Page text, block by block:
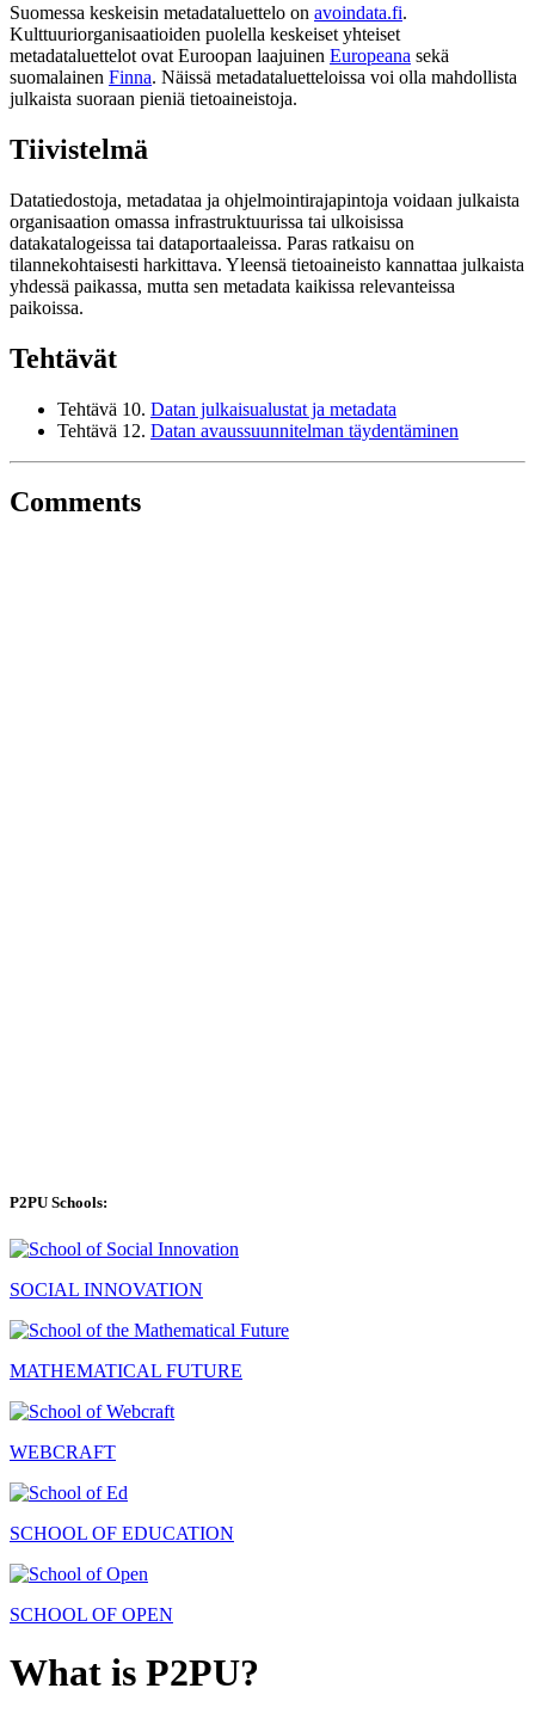
Suomessa keskeisin metadataluettelo on avoindata.fi.
Kulttuuriorganisaatioiden puolella keskeiset yhteiset
metadataluettelot ovat Euroopan laajuinen Europeana sekä
suomalainen Finna. Näissä metadataluetteloissa voi olla mahdollista
julkaista suoraan pieniä tietoaineistoja.
Tiivistelmä
Datatiedostoja, metadataa ja ohjelmointirajapintoja voidaan julkaista
organisaation omassa infrastruktuurissa tai ulkoisissa
datakatalogeissa tai dataportaaleissa. Paras ratkaisu on
tilannekohtaisesti harkittava. Yleensä tietoaineisto kannattaa julkaista
yhdessä paikassa, mutta sen metadata kaikissa relevanteissa
paikoissa.
Tehtävät
Tehtävä 10. Datan julkaisualustat ja metadata
Tehtävä 12. Datan avaussuunnitelman täydentäminen
Comments
P2PU Schools:
SOCIAL INNOVATION
MATHEMATICAL FUTURE
WEBCRAFT
SCHOOL OF EDUCATION
SCHOOL OF OPEN
What is P2PU?